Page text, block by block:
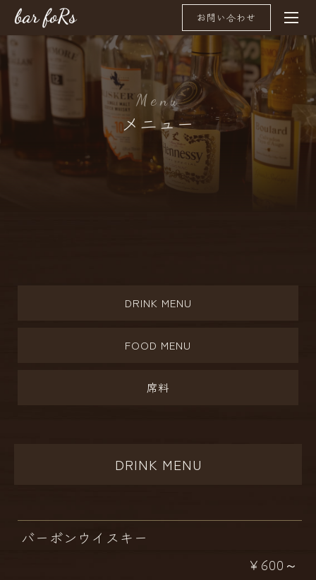
お問い合わせ
メニュー
M enu
DRINK MENU
FOOD MENU
席料
DRINK MENU
バーボンウイスキー
￥600～